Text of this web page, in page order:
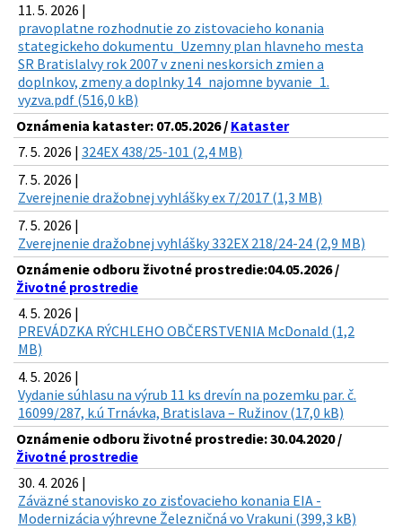
11. 5. 2026 |
pravoplatne rozhodnutie zo zistovacieho konania
stategickeho dokumentu_Uzemny plan hlavneho mesta
SR Bratislalvy rok 2007 v zneni neskorsich zmien a
doplnkov, zmeny a doplnky 14_najomne byvanie_1.
vyzva.pdf (516,0 kB)
Oznámenia kataster: 07.05.2026 / Kataster
7. 5. 2026 | 324EX 438/25-101 (2,4 MB)
7. 5. 2026 |
Zverejnenie dražobnej vyhlášky ex 7/2017 (1,3 MB)
7. 5. 2026 |
Zverejnenie dražobnej vyhlášky 332EX 218/24-24 (2,9 MB)
Oznámenie odboru životné prostredie:04.05.2026 /
Životné prostredie
4. 5. 2026 |
PREVÁDZKA RÝCHLEHO OBČERSTVENIA McDonald (1,2
MB)
4. 5. 2026 |
Vydanie súhlasu na výrub 11 ks drevín na pozemku par. č.
16099/287, k.ú Trnávka, Bratislava – Ružinov (17,0 kB)
Oznámenie odboru životné prostredie: 30.04.2020 /
Životné prostredie
30. 4. 2026 |
Záväzné stanovisko zo zisťovacieho konania EIA -
Modernizácia výhrevne Železničná vo Vrakuni (399,3 kB)